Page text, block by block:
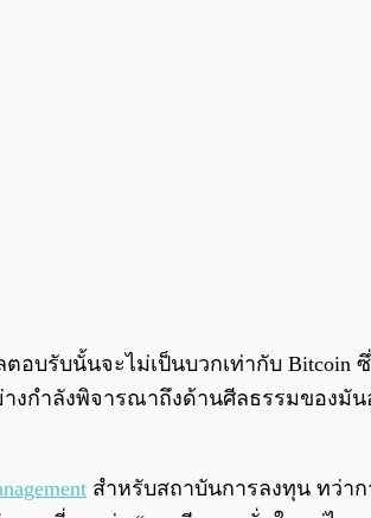
อบรับนั้นจะไม่เป็นบวกเท่ากับ Bitcoin
งกำลังพิจารณาถึงด้านศีลธรรมของ
สำหรับสถาบันการลงทุน ทว่าก